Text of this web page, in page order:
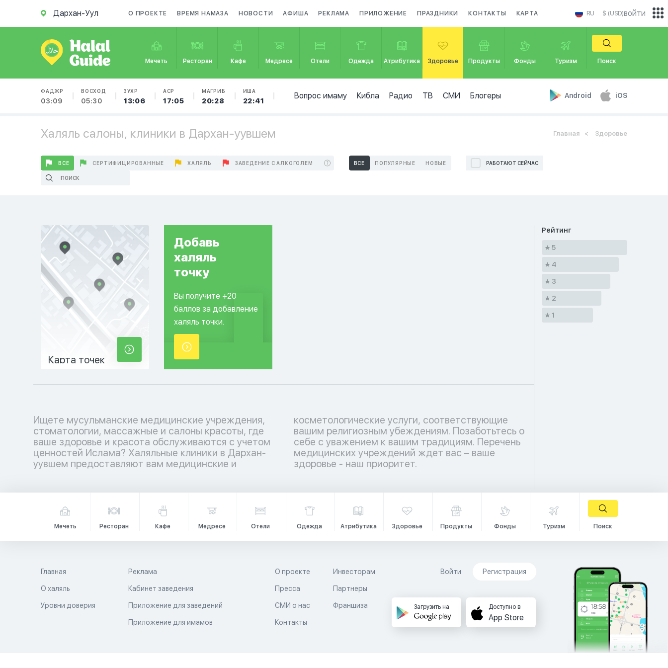
Дархан-Уул О ПРОЕКТЕ ВРЕМЯ НАМАЗА НОВОСТИ АФИША РЕКЛАМА ПРИЛОЖЕНИЕ ПРАЗДНИКИ КОНТАКТЫ КАРТА RU $ (USD)
Мечеть Ресторан Кафе Медресе Отели Одежда Атрибутика Здоровье Продукты Фонды Туризм Поиск
ФАДЖР
03:09
ВОСХОД
05:30
ЗУХР
13:06
АСР
17:05
МАГРИБ
20:28
ИША
22:41
Вопрос имаму Кибла Радио ТВ СМИ Блогеры Android iOS
войти
Халяль салоны, клиники в Дархан-уувшем Главная Здоровье
ВСЕ СЕРТИФИЦИРОВАННЫЕ ХАЛЯЛЬ ЗАВЕДЕНИЕ С АЛКОГОЛЕМ ВСЕ ПОПУЛЯРНЫЕ НОВЫЕ РАБОТАЮТ СЕЙЧАС
Карта точек
Добавь
халяль
точку
Вы получите +20
баллов за добавление
халяль точки.
Ищете мусульманские медицинские учреждения,
стоматологии, массажные и салоны красоты, где
ваше здоровье и красота обслуживаются с учетом
ценностей Ислама? Халяльные клиники в Дархан-
уувшем предоставляют вам медицинские и
косметологические услуги, соответствующие
вашим религиозным убеждениям. Позаботьтесь о
себе с уважением к вашим традициям. Перечень
медицинских учреждений ждет вас – ваше
здоровье - наш приоритет.
Рейтинг
5
4
3
2
1
Мечеть Ресторан Кафе Медресе Отели Одежда Атрибутика Здоровье Продукты Фонды Туризм Поиск
Главная
О халяль
Уровни доверия
Реклама
Кабинет заведения
Приложение для заведений
Приложение для имамов
О проекте
Пресса
СМИ о нас
Контакты
Инвесторам
Партнеры
Франшиза
Войти Регистрация
Загрузить на Доступно в
App Store